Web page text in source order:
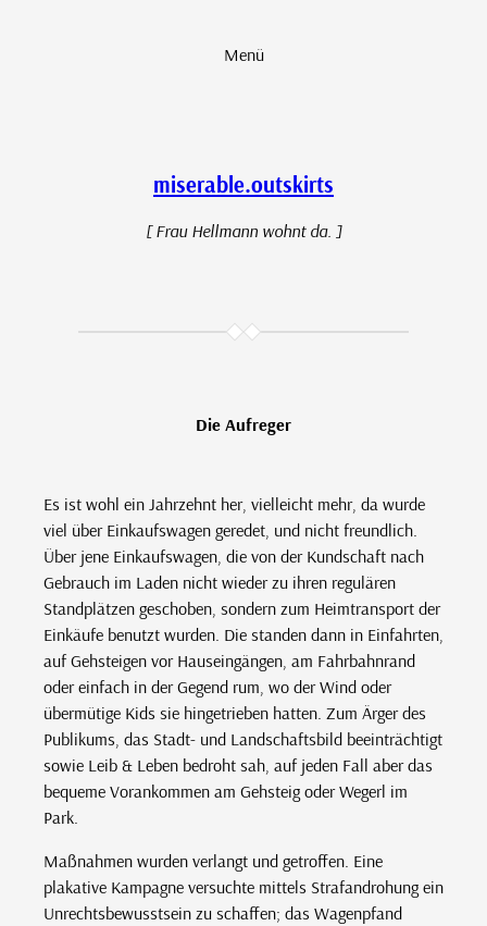
Menü
miserable.outskirts
[ Frau Hellmann wohnt da. ]
Die Aufreger
Es ist wohl ein Jahrzehnt her, vielleicht mehr, da wurde
viel über Einkaufswagen geredet, und nicht freundlich.
Über jene Einkaufswagen, die von der Kundschaft nach
Gebrauch im Laden nicht wieder zu ihren regulären
Standplätzen geschoben, sondern zum Heimtransport der
Einkäufe benutzt wurden. Die standen dann in Einfahrten,
auf Gehsteigen vor Hauseingängen, am Fahrbahnrand
oder einfach in der Gegend rum, wo der Wind oder
übermütige Kids sie hingetrieben hatten. Zum Ärger des
Publikums, das Stadt- und Landschaftsbild beeinträchtigt
sowie Leib & Leben bedroht sah, auf jeden Fall aber das
bequeme Vorankommen am Gehsteig oder Wegerl im
Park.
Maßnahmen wurden verlangt und getroffen. Eine
plakative Kampagne versuchte mittels Strafandrohung ein
Unrechtsbewusstsein zu schaffen; das Wagenpfand